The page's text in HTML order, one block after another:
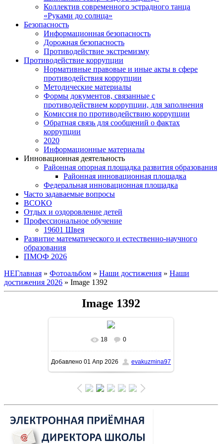
Коллектив современного эстрадного танца
«Руками до солнца»
Безопасность
Информационная безопасность
Дорожная безопасность
Противодействие экстремизму
Противодействие коррупции
Нормативные правовые и иные акты в сфере
противодействия коррупции
Методические материалы
Формы документов, связанные с
противодействием коррупции, для заполнения
Комиссия по противодействию коррупции
Обратная связь для сообщений о фактах
коррупции
2020
Информационные материалы
Инновационная деятельность
Районная опорная площадка развития образования
Районная инновационная площадка
Федеральная инновационная площадка
Часто задаваемые вопросы
ВСОКО
Отдых и оздоровление детей
Профессиональное обучение
19601 Швея
Развитие математического и естественно-научного
образования
ПМОФ 2026
НЕГлавная » Фотоальбом » Наши достижения » Наши
достижения 2026 » Image 1392
Image 1392
В реальном размере
324.0Kb
18 0
Добавлено 01 Апр 2026 evakuzmina97